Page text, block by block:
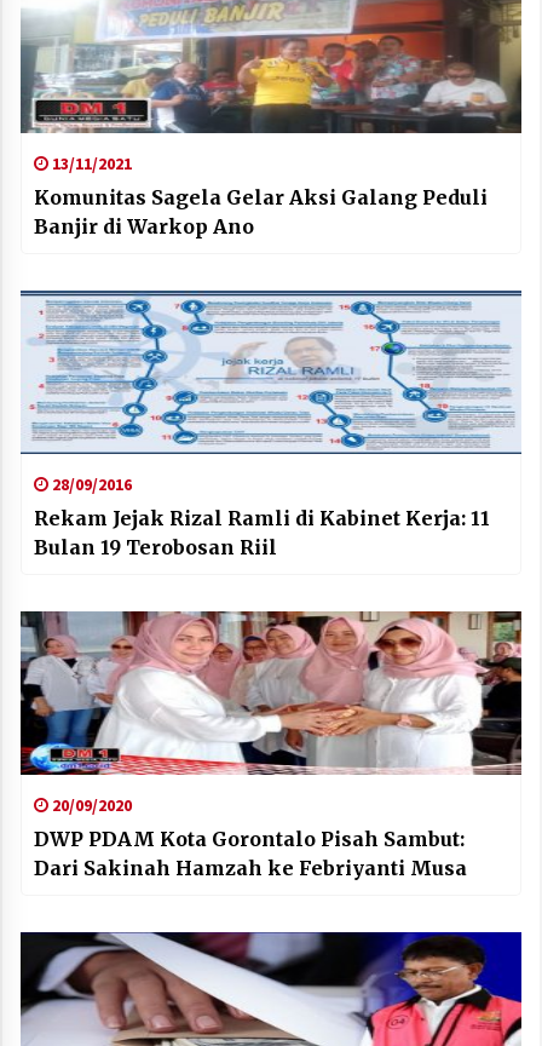
13/11/2021
Komunitas Sagela Gelar Aksi Galang Peduli
Banjir di Warkop Ano
28/09/2016
Rekam Jejak Rizal Ramli di Kabinet Kerja: 11
Bulan 19 Terobosan Riil
20/09/2020
DWP PDAM Kota Gorontalo Pisah Sambut:
Dari Sakinah Hamzah ke Febriyanti Musa